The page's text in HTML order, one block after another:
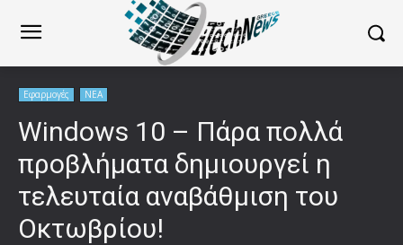
Εφαρμογές ΝΕΑ
Windows 10 – Πάρα πολλά
προβλήματα δημιουργεί η
τελευταία αναβάθμιση του
Οκτωβρίου!